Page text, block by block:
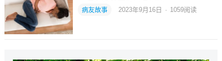
病友故事 2023年9月16日 · 1059阅读